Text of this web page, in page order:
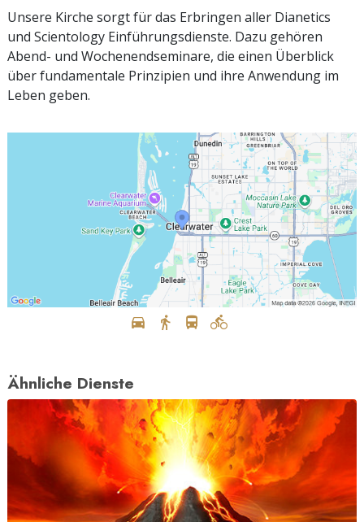
Unsere Kirche sorgt für das Erbringen aller Dianetics
und Scientology Einführungsdienste. Dazu gehören
Abend- und Wochenendseminare, die einen Überblick
über fundamentale Prinzipien und ihre Anwendung im
Leben geben.
Ähnliche Dienste